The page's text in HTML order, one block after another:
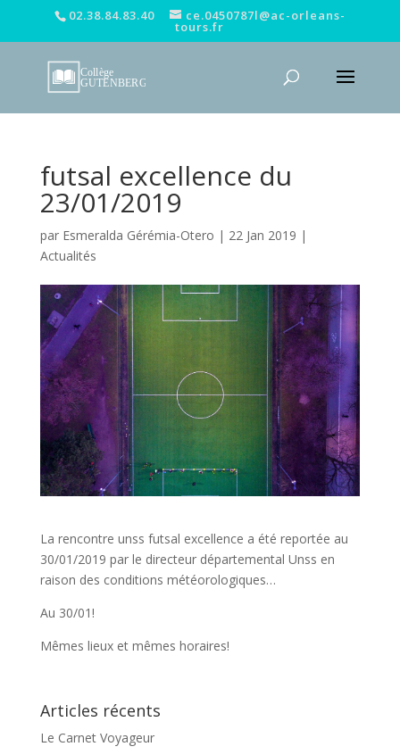
02.38.84.83.40 ce.0450787l@ac-orleans-
tours.fr
futsal excellence du
23/01/2019
par Esmeralda Gérémia-Otero | 22 Jan 2019 |
Actualités
La rencontre unss futsal excellence a été reportée au
30/01/2019 par le directeur départemental Unss en
raison des conditions météorologiques…
Au 30/01!
Mêmes lieux et mêmes horaires!
Articles récents
Le Carnet Voyageur